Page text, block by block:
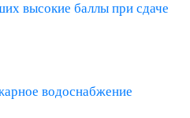
высокие баллы при сдаче
водоснабжение